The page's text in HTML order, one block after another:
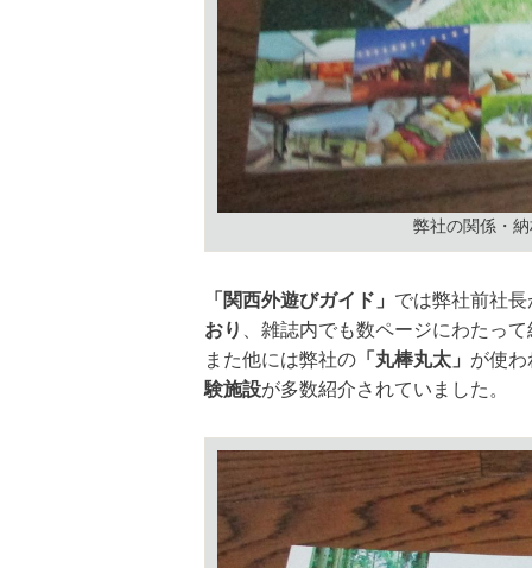
弊社の関係・
「関西外遊びガイド」 では弊社前社長
おり
、雑誌内でも数ページにわたっ
また他には弊社の 「丸棒丸太」 が使わ
験施設が多数紹介されていました。